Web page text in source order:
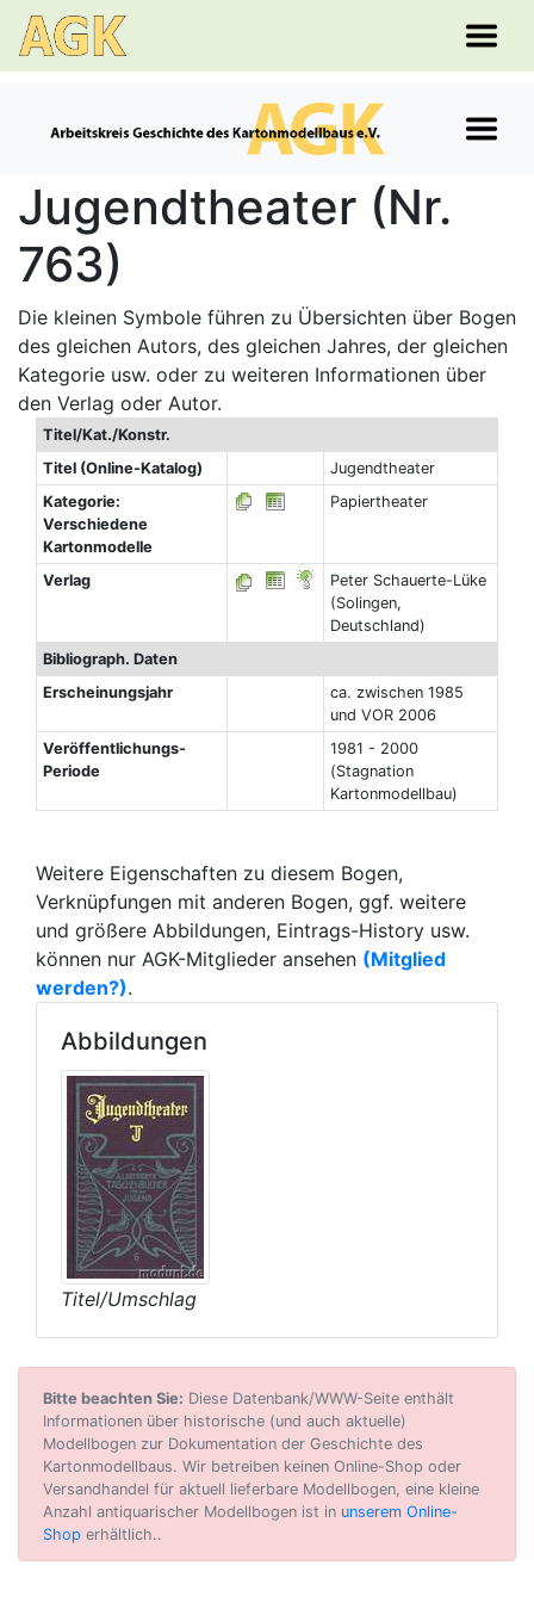
Jugendtheater (Nr.
763)
Die kleinen Symbole führen zu Übersichten über Bogen
des gleichen Autors, des gleichen Jahres, der gleichen
Kategorie usw. oder zu weiteren Informationen über
den Verlag oder Autor.
Titel/Kat./Konstr.
Titel (Online-Katalog)
Jugendtheater
Kategorie:
Verschiedene
Kartonmodelle
Papiertheater
Verlag
Peter Schauerte-Lüke
(Solingen,
Deutschland)
Bibliograph. Daten
Erscheinungsjahr
ca. zwischen 1985
und VOR 2006
Veröffentlichungs-
Periode
1981 - 2000
(Stagnation
Kartonmodellbau)
Weitere Eigenschaften zu diesem Bogen,
Verknüpfungen mit anderen Bogen, ggf. weitere
und größere Abbildungen, Eintrags-History usw.
können nur AGK-Mitglieder ansehen (Mitglied
werden?).
Abbildungen
Titel/Umschlag
Bitte beachten Sie: Diese Datenbank/WWW-Seite enthält
Informationen über historische (und auch aktuelle)
Modellbogen zur Dokumentation der Geschichte des
Kartonmodellbaus. Wir betreiben keinen Online-Shop oder
Versandhandel für aktuell lieferbare Modellbogen, eine kleine
Anzahl antiquarischer Modellbogen ist in unserem Online-
Shop erhältlich..